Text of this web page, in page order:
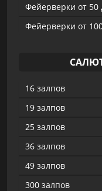
Фейерверки от 50
Фейерверки от
16 залпов
19 залпов
25 залпов
36 залпов
49 залпов
300 залпов